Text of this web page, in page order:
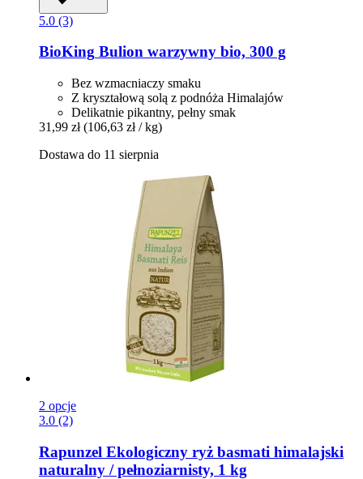
5.0 (3)
BioKing Bulion warzywny bio, 300 g
Bez wzmacniaczy smaku
Z kryształową solą z podnóża Himalajów
Delikatnie pikantny, pełny smak
31,99 zł (106,63 zł / kg)
Dostawa do 11 sierpnia
2 opcje
3.0 (2)
Rapunzel Ekologiczny ryż basmati himalajski
naturalny / pełnoziarnisty, 1 kg